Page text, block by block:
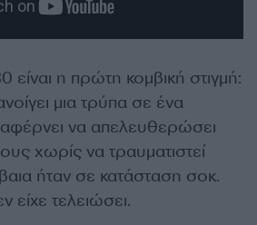
είναι η πρώτη κομβική στιγμή:
μια τρύπα σε ένα
να απελευθερώσει
χωρίς να τραυματιστεί
ήταν σε κατάσταση σοκ.
είχε τελειώσει.